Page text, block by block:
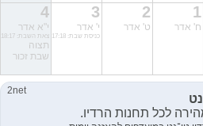
1
ח' אדר
2
ט' אדר
3
י' אדר
כניסת שבת: 17:18
4
י"א אדר
צאת השבת: 18:17
תצוה
שבת זכור